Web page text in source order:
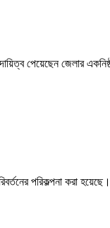
পেয়েছেন জেলার
পরিকল্পনা করা